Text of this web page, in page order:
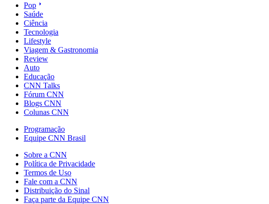
Pop
Saúde
Ciência
Tecnologia
Lifestyle
Viagem & Gastronomia
Review
Auto
Educação
CNN Talks
Fórum CNN
Blogs CNN
Colunas CNN
Programação
Equipe CNN Brasil
Sobre a CNN
Política de Privacidade
Termos de Uso
Fale com a CNN
Distribuição do Sinal
Faça parte da Equipe CNN